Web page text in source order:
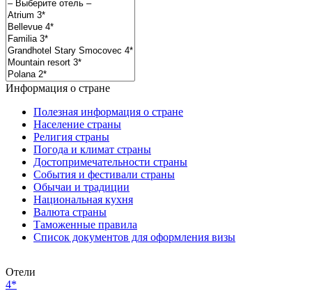
Информация о стране
Полезная информация о стране
Население страны
Религия страны
Погода и климат страны
Достопримечательности страны
События и фестивали страны
Обычаи и традиции
Национальная кухня
Валюта страны
Таможенные правила
Список документов для оформления визы
Отели
4*